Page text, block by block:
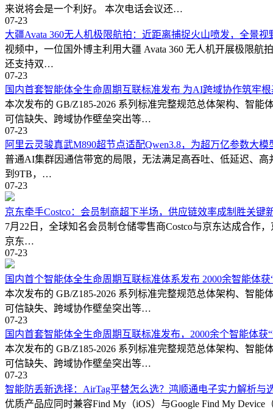
02从“秀参数”到“做产品”：中国AI的拐点信号
DeepSeek 此前最显著的身份标签是“开源模型公司”。从 V2
生态中，DeepSeek 过去从未发布过任何重度垂直的独立生产
它的核心产出通常只有模型权重和技术报告，在技术输出上始
这与 DeepSeek 一贯的文化有关。梁文锋曾在多个场合表达
但 Harness 团队的组建打破了这一定位。
更深层的信号在于时间节点。2026 年 5 月的这一周，AI 编码
排平台；Anthropic 收购了 API 基础设施服务商 Stainless，把
三件事发生在同一周绝非巧合。它们共同指向一个明确的方向
更深层的背景是，DeepSeek 正在推进其成立以来的首次外部
Harness 团队的组建，正是这笔天量资金在产品端落地、加速
模型能力会快速商品化，但产品体验、生态绑定、以及由开发
家也全面看清了牌局的下一幕。
03代码智能体的四方格局
当前的 AI 编码工具市场已经形成了清晰的竞争格局。
Anthropic 的 Claude Code在编程智能和工程判断力上保持领先
势是“深度”，擅长处理复杂的系统级任务，被开发者视为最
OpenAI 则走的是“广度”路线。 依托 ChatGPT 的数亿用户基
达的。
来说将会是一个利好。 本次电话会议还…
07-23
大疆Avata 360无人机极限航拍：近距离捕捉火山喷发，全景视
视频中，一位国外博主利用大疆 Avata 360 无人机开展极限航
还支持双…
07-23
国内首套智能体全生命周期互联标准发布 为AI跨域协作筑牢根
本次发布的 GB/Z185-2026 系列标准完整规范总体架构、智
可信缺失、跨域协作壁垒突出等…
07-23
阿里云灵骏真武M890超节点适配Qwen3.8，为超万亿参数大
普通AI集群因通信带宽的局限，无法满足高吞吐、低延迟、高
到9TB，…
07-23
京东牵手Costco：会员制商超下半场，供应链效率成制胜关键
7月22日，全球知名会员制仓储零售商Costco与京东达成合作
京东…
07-23
国内首个智能体全生命周期互联标准体系发布 2000余智能体获
本次发布的 GB/Z185-2026 系列标准完整规范总体架构、智
可信缺失、跨域协作壁垒突出等…
07-23
国内首套智能体全生命周期互联标准发布，2000余个智能体获
本次发布的 GB/Z185-2026 系列标准完整规范总体架构、智
可信缺失、跨域协作壁垒突出等…
07-23
智能防丢新选择：AirTag平替怎么选？鸿顺通电子实力解析与
优质产品应同时兼容Find My（iOS）与Google Find My